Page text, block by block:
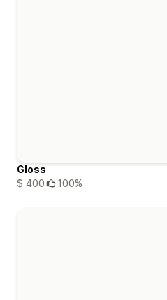
Gloss
$ 400
100%